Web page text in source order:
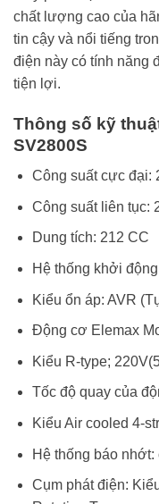
chất lượng cao của
tin cậy và nổi tiếng
điện này có tính năng
tiện lợi.
Thông số kỹ
SV2800S
Công suất cực đại:
Công suất liên tục:
Dung tích: 212 CC
Hệ thống khởi
Kiểu ổn áp: AVR
Động cơ Elemax
Kiểu R-type;
Tốc độ quay của
Kiểu Air cooled 4-
Hệ thống báo nhớt:
Cụm phát điện: